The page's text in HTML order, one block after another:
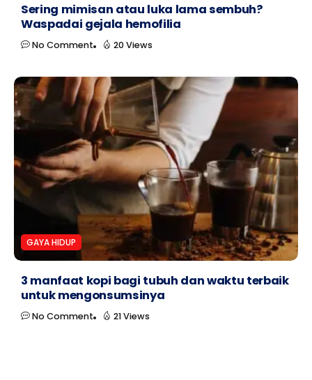
Sering mimisan atau luka lama sembuh?
Waspadai gejala hemofilia
No Comment 20 Views
GAYA HIDUP
3 manfaat kopi bagi tubuh dan waktu terbaik
untuk mengonsumsinya
No Comment 21 Views